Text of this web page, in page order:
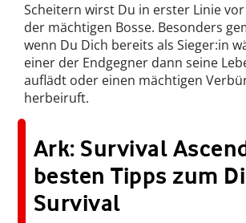
Scheitern wirst Du in erster Linie
der mächtigen Bosse. Besonders
wenn Du Dich bereits als Sieger:in
einer der Endgegner dann seine
auflädt oder einen mächtigen
herbeiruft.
Ark: Survival
besten Tipps zum
Survival